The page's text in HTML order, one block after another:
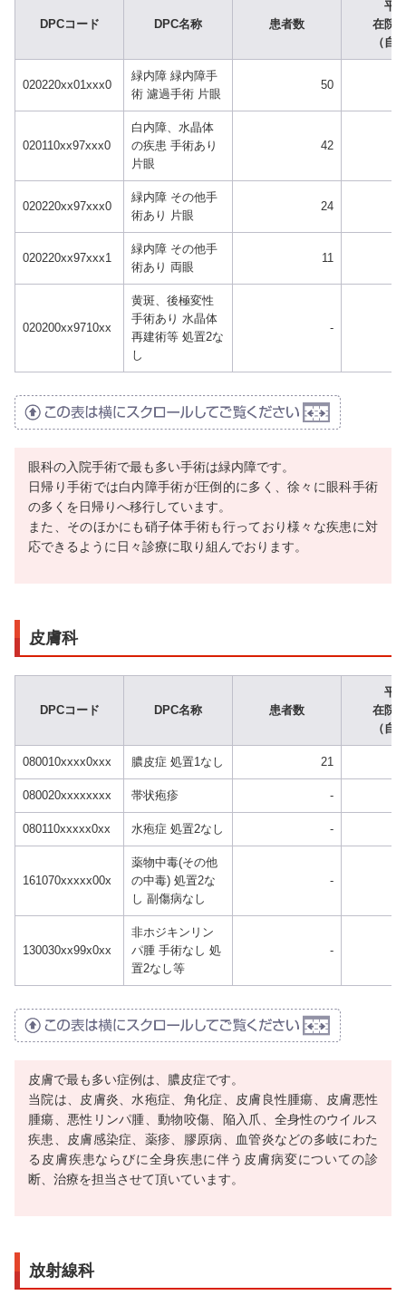
DPCコード DPC名称 患者数
平
在院
（自
020220xx01xxx0
緑内障 緑内障手
術 濾過手術 片眼
50
020110xx97xxx0
白内障、水晶体
の疾患 手術あり
片眼
42
020220xx97xxx0
緑内障 その他手
術あり 片眼
24
020220xx97xxx1
緑内障 その他手
術あり 両眼
11
020200xx9710xx
黄斑、後極変性
手術あり 水晶体
再建術等 処置2な
し
-
眼科の入院手術で最も多い手術は緑内障です。
日帰り手術では白内障手術が圧倒的に多く、徐々に眼科手術
の多くを日帰りへ移行しています。
また、そのほかにも硝子体手術も行っており様々な疾患に対
応できるように日々診療に取り組んでおります。
皮膚科
DPCコード DPC名称 患者数
平
在院
（自
080010xxxx0xxx 膿皮症 処置1なし 21
080020xxxxxxxx 帯状疱疹 -
080110xxxxx0xx 水疱症 処置2なし -
161070xxxxx00x
薬物中毒(その他
の中毒) 処置2な
し 副傷病なし
-
130030xx99x0xx
非ホジキンリン
パ腫 手術なし 処
置2なし等
-
皮膚で最も多い症例は、膿皮症です。
当院は、皮膚炎、水疱症、角化症、皮膚良性腫瘍、皮膚悪性
腫瘍、悪性リンパ腫、動物咬傷、陥入爪、全身性のウイルス
疾患、皮膚感染症、薬疹、膠原病、血管炎などの多岐にわた
る皮膚疾患ならびに全身疾患に伴う皮膚病変についての診
断、治療を担当させて頂いています。
放射線科